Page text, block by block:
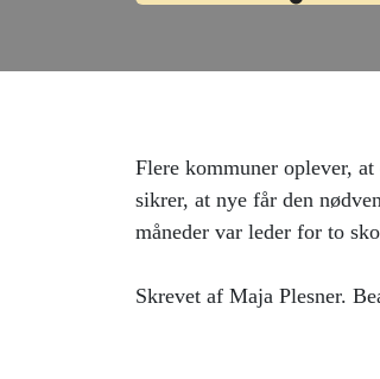
Flere kommuner oplever,
sikrer, at nye får den
måneder var leder for to
Skrevet af Maja Plesner.